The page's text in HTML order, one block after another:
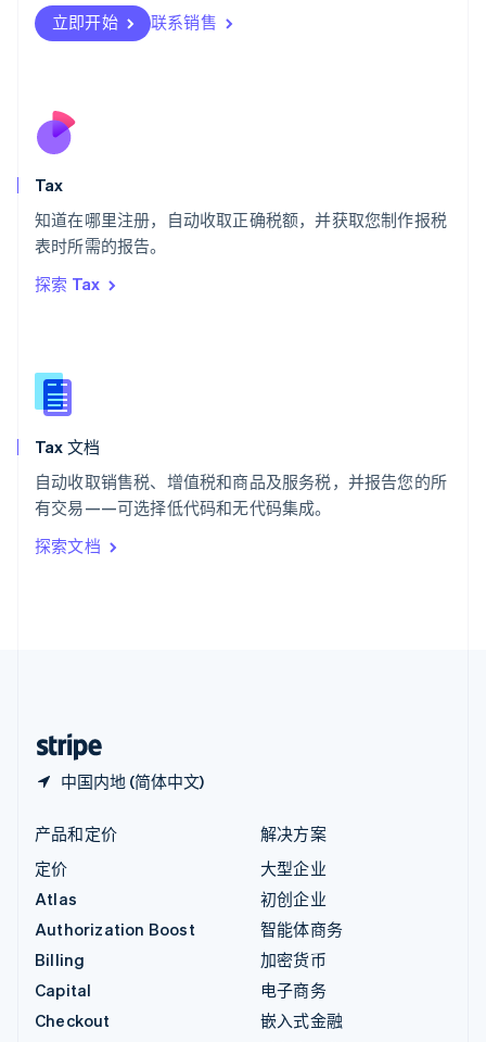
立即开始 联系销售
Tax
知道在哪里注册，自动收取正确税额，并获取您制作报税
表时所需的报告。
探索 Tax
Tax 文档
自动收取销售税、增值税和商品及服务税，并报告您的所
有交易——可选择低代码和无代码集成。
探索文档
中国内地 (简体中文)
Svenska English
瑞士
English
斯洛伐克
泰国
ไทยEnglish
English
English
新西兰
匈牙利
意大利
ItalianoEnglish
印度
English
产品和定价
定价
Atlas
Authorization Boost
Billing
Capital
Checkout
解决方案
大型企业
初创企业
智能体商务
加密货币
电子商务
嵌入式金融